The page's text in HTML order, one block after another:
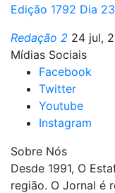
Edição 1792 Dia
Redação 2 24 jul,
Mídias Sociais
Facebook
Twitter
Youtube
Instagram
Sobre Nós
Desde 1991, O
região. O Jornal é